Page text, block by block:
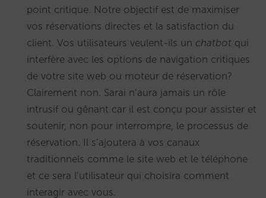
point critique. Notre objectif est de maximiser
vos réservations directes et la satisfaction du
client. Vos utilisateurs veulent-ils un chatbot qui
interfère avec les options de navigation critiques
de votre site web ou moteur de réservation?
Clairement non. Sarai n’aura jamais un rôle
intrusif ou gênant car il est conçu pour assister et
soutenir, non pour interrompre, le processus de
réservation. Il s’ajoutera à vos canaux
traditionnels comme le site web et le téléphone
et ce sera l’utilisateur qui choisira comment
interagir avec vous.